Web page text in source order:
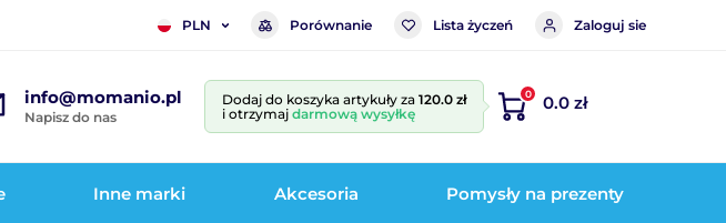
PLN Porównanie Lista życzeń Zaloguj sie
info@momanio.pl
Napisz do nas
Dodaj do koszyka artykuły za 120.0 zł
i otrzymaj darmową wysyłkę
0 0.0 zł
Inne marki Akcesoria Pomysły na prezenty